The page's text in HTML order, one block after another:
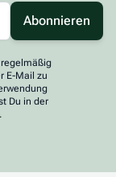
Abonnieren
E-Mail zu
Du in der